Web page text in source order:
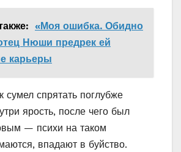
«Моя ошибка. Обидно
Нюши предрек ей
карьеры
сумел спрятать поглубже
ярость, после чего был
— психи на таком
впадают в буйство.